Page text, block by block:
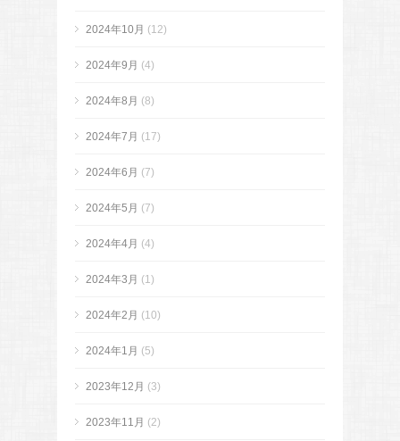
2024年10月 (12)
2024年9月 (4)
2024年8月 (8)
2024年7月 (17)
2024年6月 (7)
2024年5月 (7)
2024年4月 (4)
2024年3月 (1)
2024年2月 (10)
2024年1月 (5)
2023年12月 (3)
2023年11月 (2)